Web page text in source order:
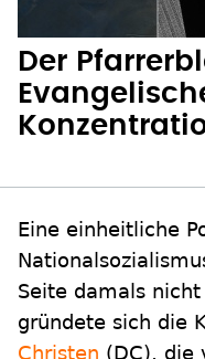
Der
Eine einheitliche
Seite damals
gründete sich die
Christen (DC), die